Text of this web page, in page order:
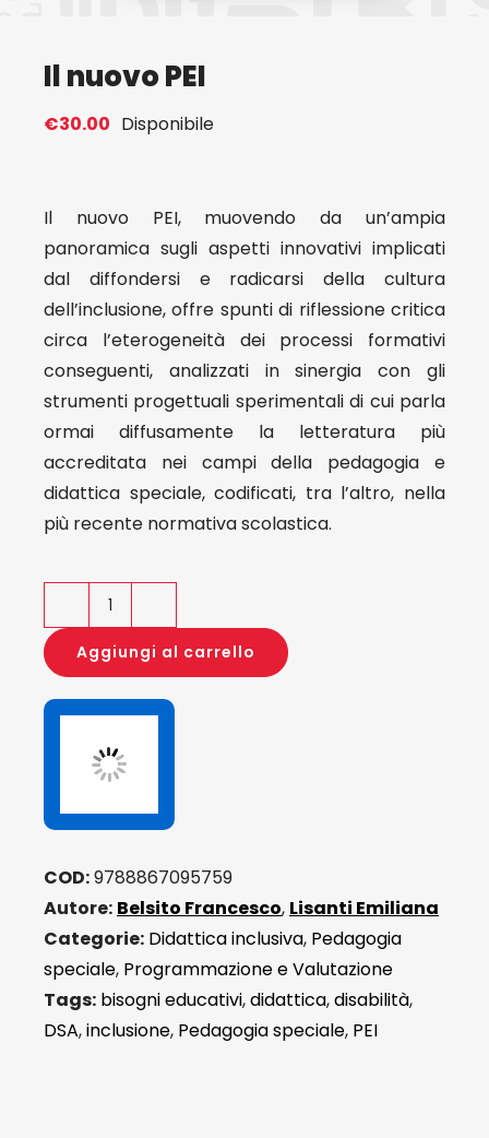
Il nuovo PEI
€30.00 Disponibile
Il nuovo PEI, muovendo da un’ampia
panoramica sugli aspetti innovativi implicati
dal diffondersi e radicarsi della cultura
dell’inclusione, offre spunti di riflessione critica
circa l’eterogeneità dei processi formativi
conseguenti, analizzati in sinergia con gli
strumenti progettuali sperimentali di cui parla
ormai diffusamente la letteratura più
accreditata nei campi della pedagogia e
didattica speciale, codificati, tra l’altro, nella
più recente normativa scolastica.
Il
nuovo
PEI
quantità
Aggiungi al carrello
COD:9788867095759
Autore: Belsito Francesco, Lisanti Emiliana
Categorie: Didattica inclusiva, Pedagogia
speciale, Programmazione e Valutazione
Tags: bisogni educativi,didattica,disabilità,
DSA,inclusione, Pedagogia speciale, PEI